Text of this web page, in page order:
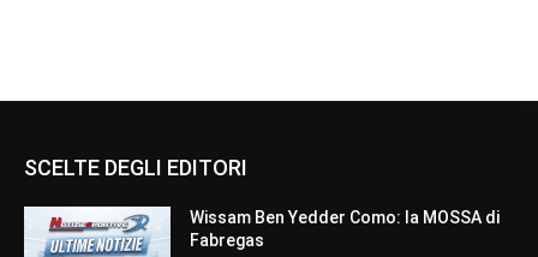
SCELTE DEGLI EDITORI
Wissam Ben Yedder Como: la MOSSA di
Fabregas